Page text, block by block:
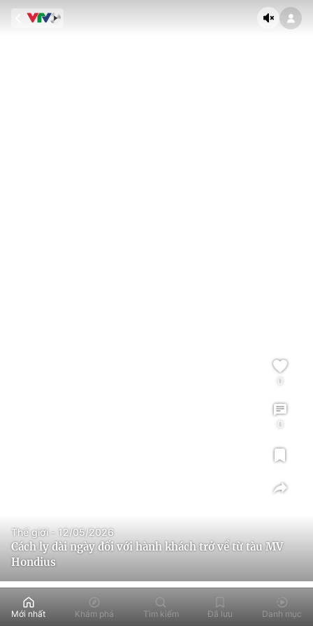
Cách ly dài ngày đối với hành khách trở về từ tàu MV
Hondius
Thế giới - 12/05/2026
0
0
Mới nhất Khám phá Tìm kiếm Đã lưu Danh mục